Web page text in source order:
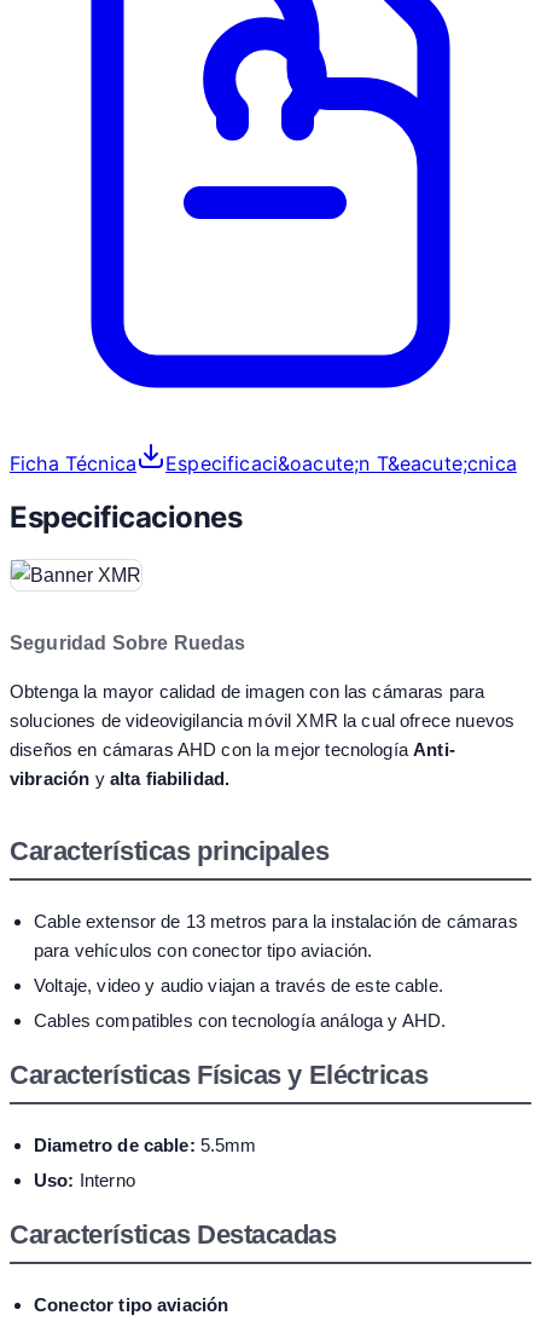
Ficha Técnica Especificaci&oacute;n T&eacute;cnica
Especificaciones
Seguridad Sobre Ruedas
Obtenga la mayor calidad de imagen con las cámaras para
soluciones de videovigilancia móvil XMR la cual ofrece nuevos
diseños en cámaras AHD con la mejor tecnologíaAnti-
vibración y alta fiabilidad.
Características principales
Cable extensor de 13 metros para la instalación de cámaras
para vehículos con conector tipo aviación.
Voltaje, video y audio viajan a través de este cable.
Cables compatibles con tecnología análoga y AHD.
Características Físicas y Eléctricas
Diametro de cable: 5.5mm
Uso: Interno
Características Destacadas
Conector tipo aviación